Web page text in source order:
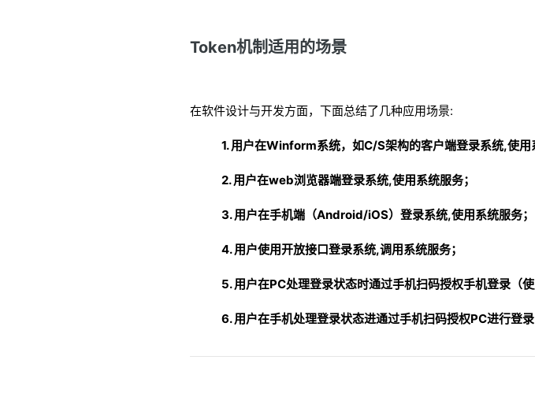
Token机制适用的场景
在软件设计与开发方面，下面总结了几种应用场景:
1. 用户在Winform系统，如C/S架构的客户端登录系统,使用
2. 用户在web浏览器端登录系统,使用系统服务；
3. 用户在手机端（Android/iOS）登录系统,使用系统服务；
4. 用户使用开放接口登录系统,调用系统服务；
5. 用户在PC处理登录状态时通过手机扫码授权手机登录（使
6. 用户在手机处理登录状态进通过手机扫码授权PC进行登录